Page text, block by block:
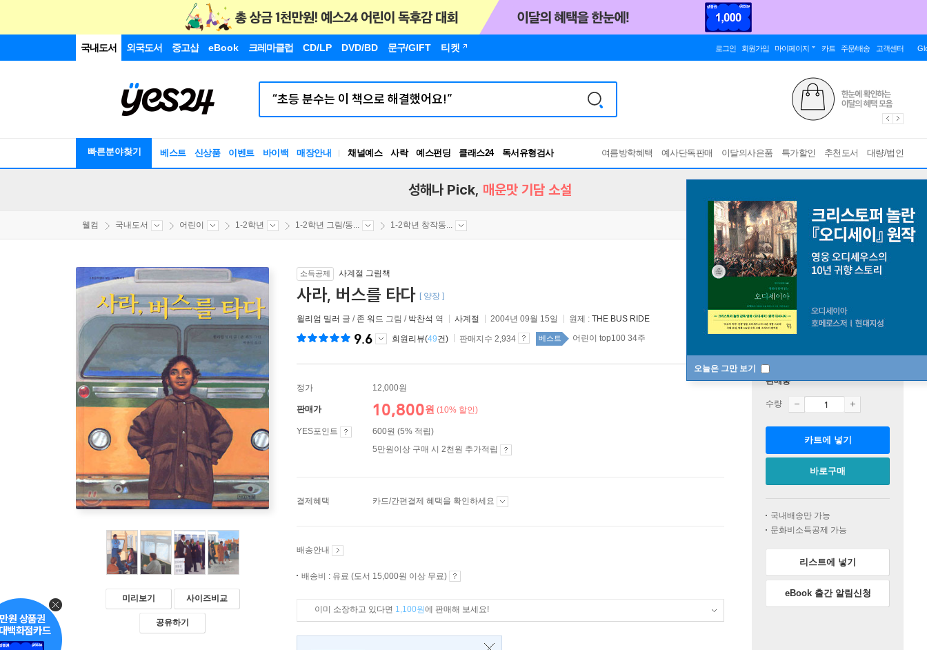
국내도서 외국도서 중고샵 eBook 크레마클럽 CD/LP DVD/BD 문구/GIFT 티켓 로그인 회원가입 마이페이지 카트 주문/배송 고객센터
빠른분야찾기 베스트 신상품 이벤트 바이백 매장안내 채널예스 사락 예스펀딩 클래스24
독서유형검사
RBTI Lab
여름방학혜택 예사단독판매 이달의사은품 특가할인 추천도서 대량/법인
오늘은 그만 보기
성해나 Pick, 매운맛 기담 소설
웰컴 국내도서 어린이 1-2학년 1-2학년 그림/동... 1-2학년 창작동...
미리보기 사이즈비교
공유하기
소득공제 사계절 그림책
사라, 버스를 타다 [ 양장 ]
윌리엄 밀러 글 / 존 워드 그림 / 박찬석 역 사계절 2004년 09월 15일 원제 : THE BUS RIDE
9.6 회원리뷰(49건) 판매지수 2,934 베스트 어린이 top100 34주
정가 12,000원
판매가 10,800원 (10% 할인)
YES포인트
600원 (5% 적립)
5만원이상 구매 시 2천원 추가적립
결제혜택 카드/간편결제 혜택을 확인하세요
배송안내
배송비 : 유료 (도서 15,000원 이상 무료)
이미 소장하고 있다면 1,100원에 판매해 보세요!
판매중
수량
카트에 넣기
바로구매
국내배송만 가능
문화비소득공제 가능
리스트에 넣기
eBook 출간 알림신청